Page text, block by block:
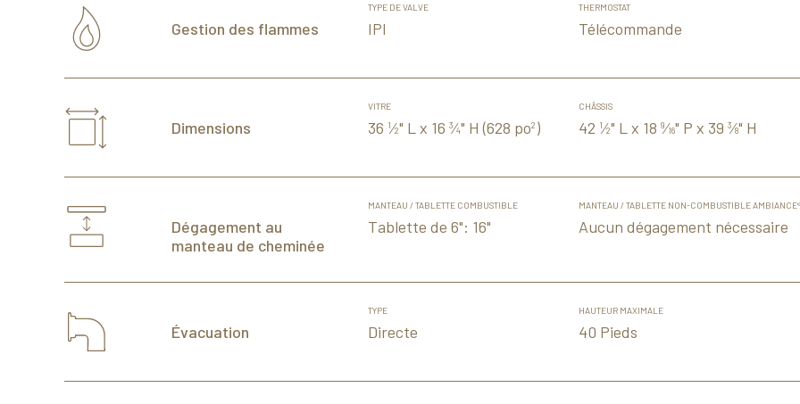
Gestion des flammes
TYPE DE VALVE
IPI
THERMOSTAT
Télécommande
Dimensions
VITRE
36 1⁄2" L x 16 3⁄4" H (628 po2 )
CHÂSSIS
42 1⁄2" L x 18 9⁄16" P x 39 3⁄8" H
Dégagement au
manteau de cheminée
MANTEAU / TABLETTE COMBUSTIBLE
Tablette de 6": 16"
MANTEAU / TABLETTE NON-COMBUSTIBLE AMBIANCE®
Aucun dégagement nécessaire
Évacuation
TYPE
Directe
HAUTEUR MAXIMALE
40 Pieds